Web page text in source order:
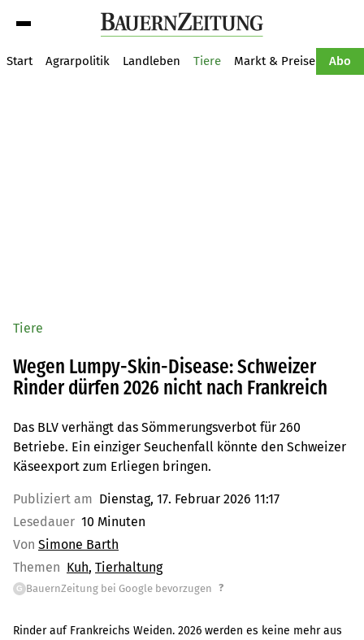
Start Agrarpolitik Landleben Tiere Markt & Preise Abo
Tiere
Wegen Lumpy-Skin-Disease: Schweizer
Rinder dürfen 2026 nicht nach Frankreich
Das BLV verhängt das Sömmerungsverbot für 260
Betriebe. Ein einziger Seuchenfall könnte den Schweizer
Käseexport zum Erliegen bringen.
Publiziert am Dienstag, 17. Februar 2026 11:17
Lesedauer 10 Minuten
Von Simone Barth
Themen Kuh Tierhaltung
G BauernZeitung bei Google bevorzugen ?
Rinder auf Frankreichs Weiden. 2026 werden es keine mehr aus